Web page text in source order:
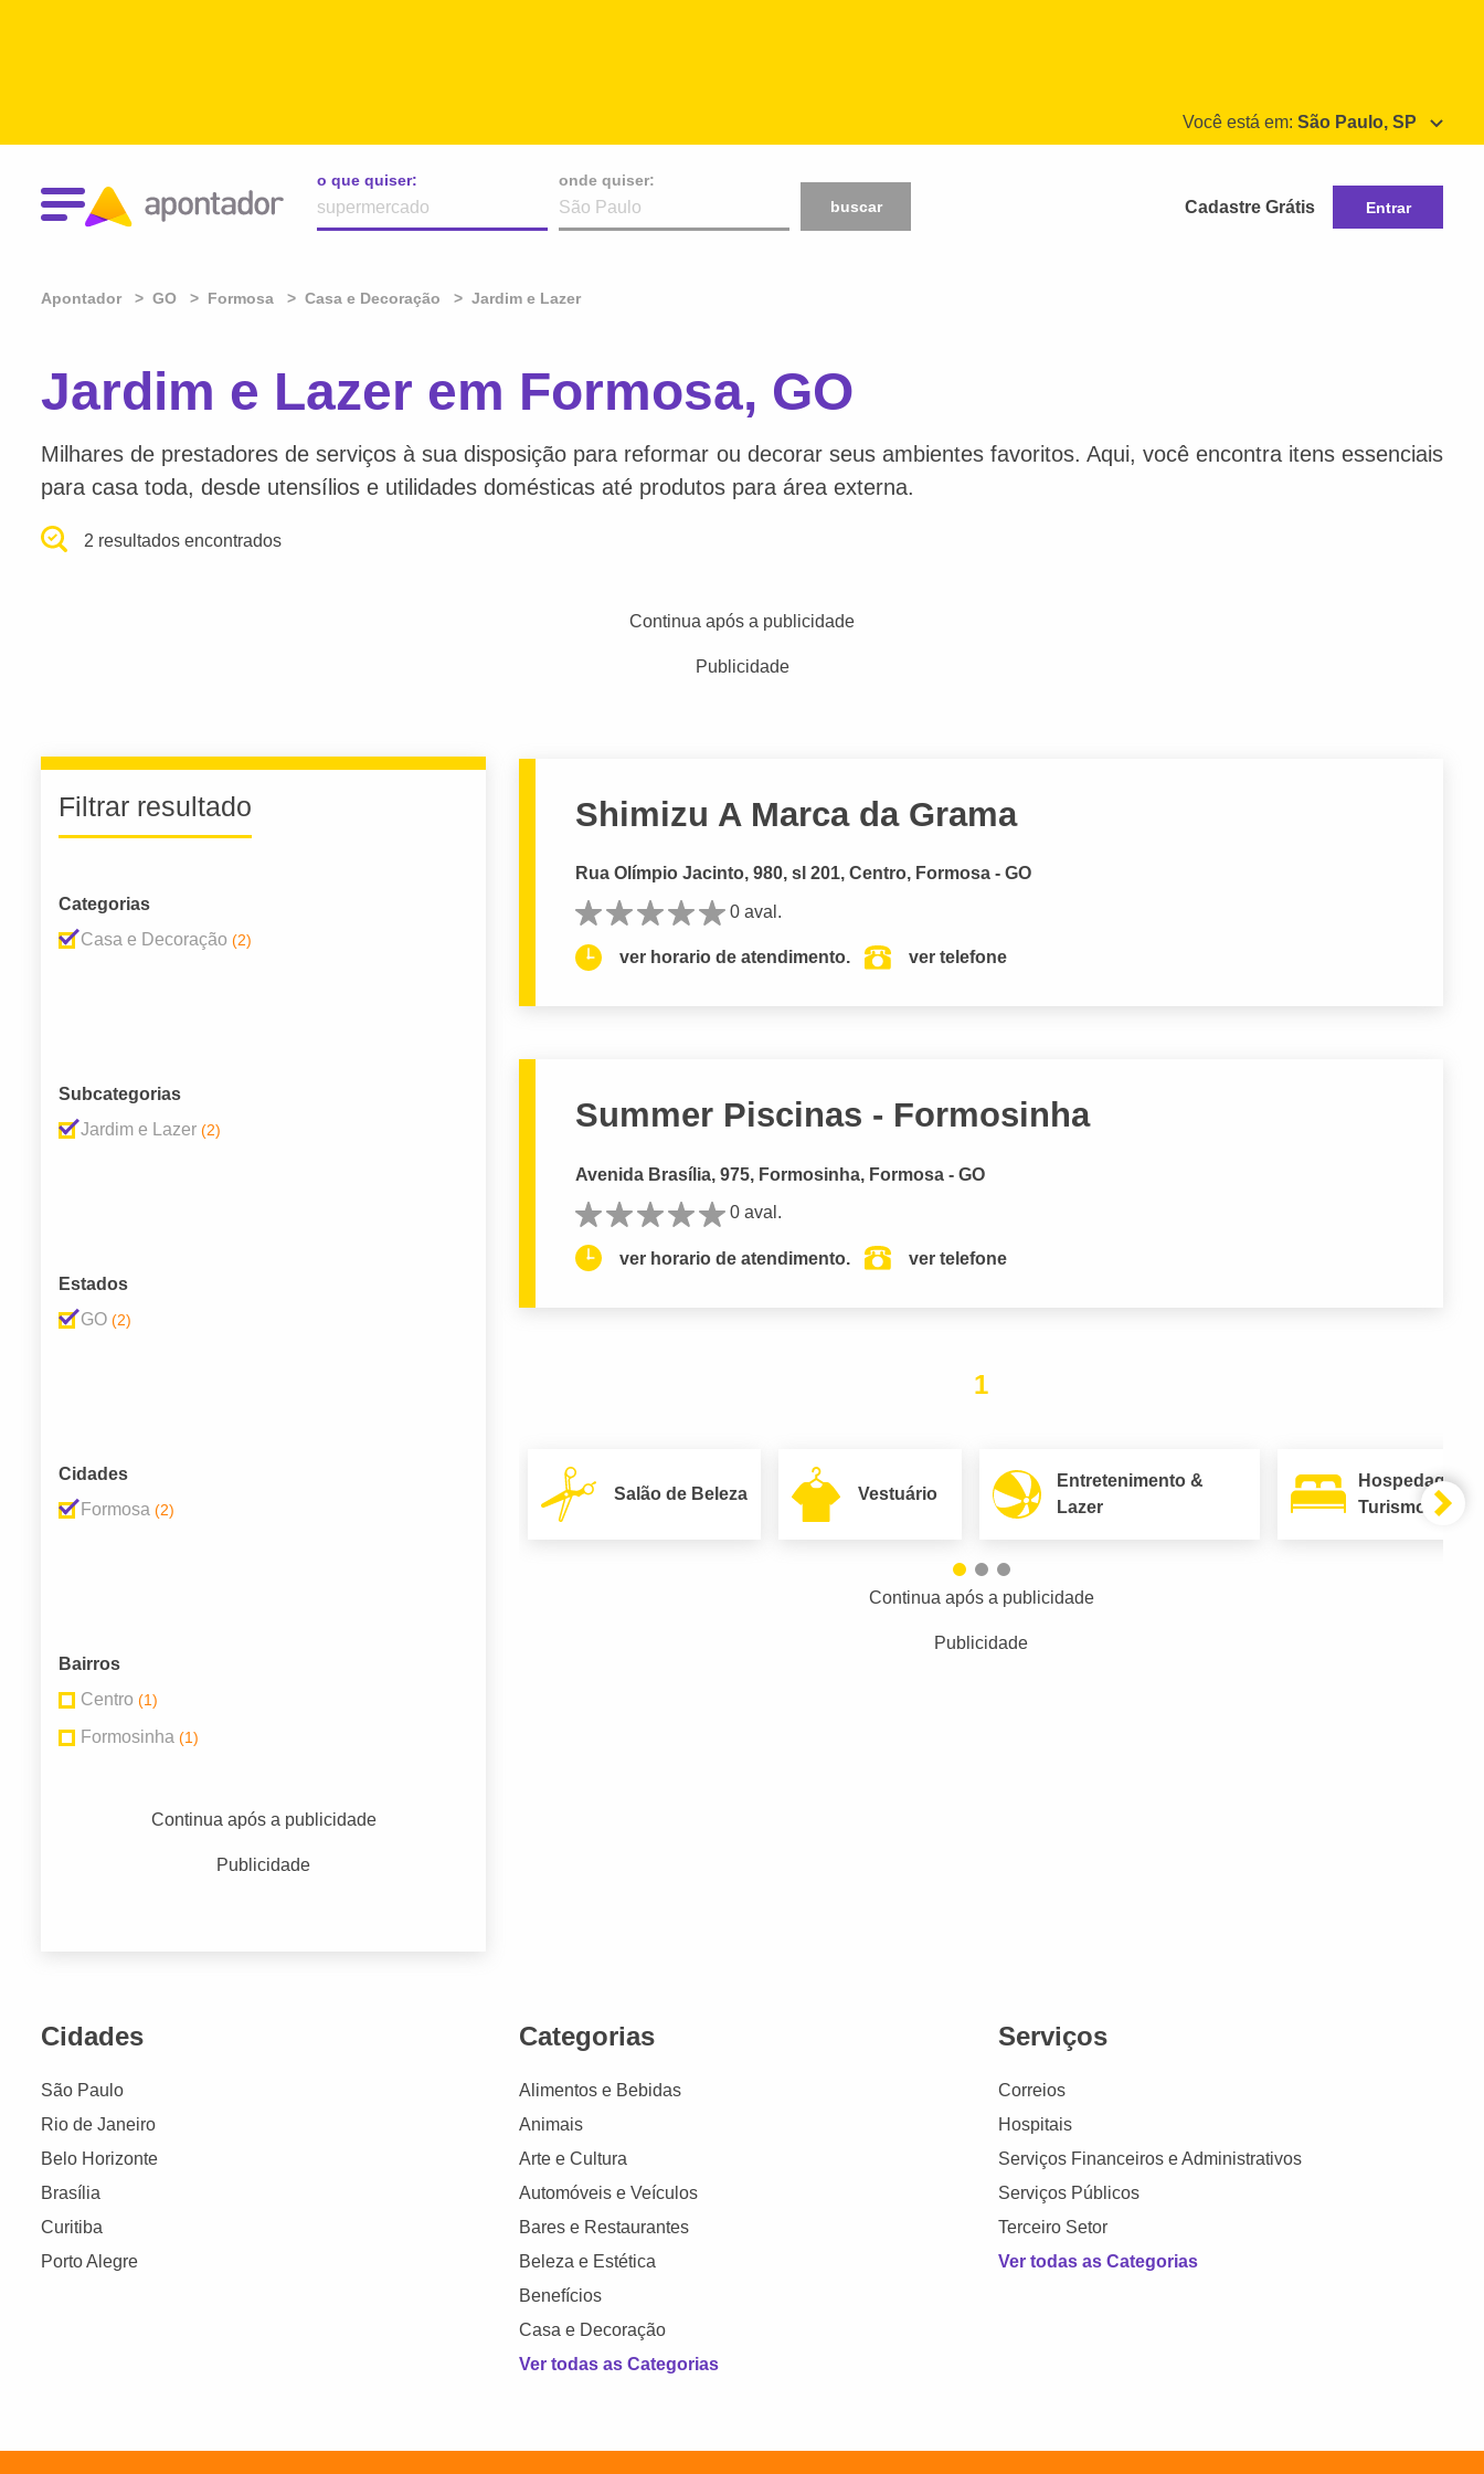
Você está em: São Paulo, SP
o que quiser:
onde quiser:
buscar
Cadastre Grátis Entrar
Apontador GO Formosa Casa e Decoração Jardim e Lazer
Jardim e Lazer em Formosa, GO
Milhares de prestadores de serviços à sua disposição para reformar ou decorar seus ambientes favoritos. Aqui, você encontra itens essenciais
para casa toda, desde utensílios e utilidades domésticas até produtos para área externa.
2 resultados encontrados
Continua após a publicidade
Publicidade
Filtrar resultado
Categorias
Casa e Decoração (2)
Subcategorias
Jardim e Lazer (2)
Estados
GO (2)
Cidades
Formosa (2)
Bairros
Centro (1)
Formosinha (1)
Continua após a publicidade
Publicidade
Shimizu A Marca da Grama
Rua Olímpio Jacinto, 980, sl 201, Centro, Formosa - GO
0 aval.
ver horario de atendimento. ver telefone
Summer Piscinas - Formosinha
Avenida Brasília, 975, Formosinha, Formosa - GO
0 aval.
ver horario de atendimento. ver telefone
1
Salão de Beleza Vestuário
Entretenimento &
Lazer
Hospedagem
Turismo
Continua após a publicidade
Publicidade
Cidades
São Paulo
Rio de Janeiro
Belo Horizonte
Brasília
Curitiba
Porto Alegre
Categorias
Alimentos e Bebidas
Animais
Arte e Cultura
Automóveis e Veículos
Bares e Restaurantes
Beleza e Estética
Benefícios
Casa e Decoração
Ver todas as Categorias
Serviços
Correios
Hospitais
Serviços Financeiros e Administrativos
Serviços Públicos
Terceiro Setor
Ver todas as Categorias